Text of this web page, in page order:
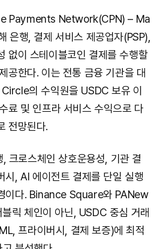
Payments Network(CPN) – Ma
행, 결제 서비스 제공업자(PSP),
없이 스테이블코인 결제를 수행할
공한다. 이는 전통 금융 기관을 대
의 수익원을 USDC 보유 이
료 및 인프라 서비스 수익으로 다
전망된다.
크로스체인 상호운용성, 기관 결
시, AI 에이전트 결제를 단일 실행
이다. Binance Square와 PANew
릭 체인이 아닌, USDC 중심 거래
프라이버시, 결제 보증)에 최적